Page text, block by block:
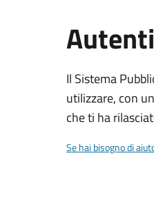
Il Sistema
utilizzare, con
che ti ha
Se hai bisogno di